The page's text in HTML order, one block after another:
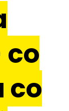
co
co